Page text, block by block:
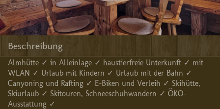
Beschreibung
Almhütte ✓ in Alleinlage ✓ haustierfreie Unterkunft ✓ mit
WLAN ✓ Urlaub mit Kindern ✓ Urlaub mit der Bahn ✓
Canyoning und Rafting ✓ E-Biken und Verleih ✓ Skihütte,
Skiurlaub ✓ Skitouren, Schneeschuhwandern ✓ ÖKO-
Ausstattung ✓